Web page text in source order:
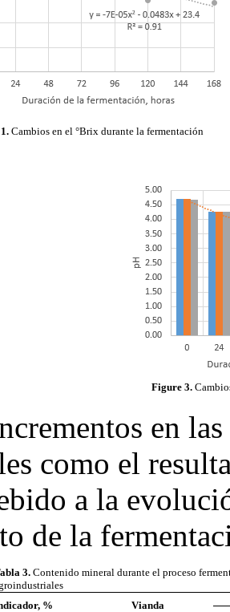
Cambios en el °Brix durante la fermentación
Figure 3.
en
como el
a la
de la
3.Contenido mineral durante el proceso
%
Vianda